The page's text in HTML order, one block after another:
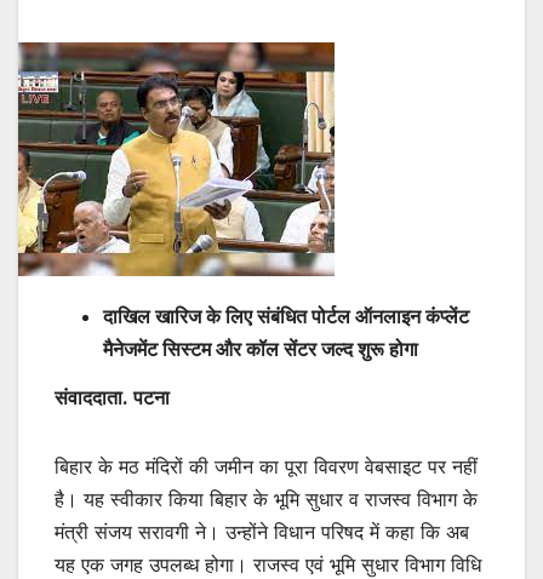
दाखिल खारिज के लिए संबंधित पोर्टल ऑनलाइन कंप्लेंट
मैनेजमेंट सिस्टम और कॉल सेंटर जल्द शुरू होगा
संवाददाता. पटना
बिहार के मठ मंदिरों की जमीन का पूरा विवरण वेबसाइट पर नहीं
है। यह स्वीकार किया बिहार के भूमि सुधार व राजस्व विभाग के
मंत्री संजय सरावगी ने। उन्होंने विधान परिषद में कहा कि अब
यह एक जगह उपलब्ध होगा। राजस्व एवं भूमि सुधार विभाग विधि